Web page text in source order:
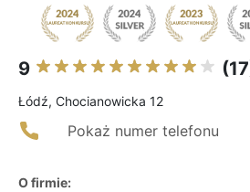
9
Łódź, Chocianowicka 12
Pokaż numer telefonu
O firmie: